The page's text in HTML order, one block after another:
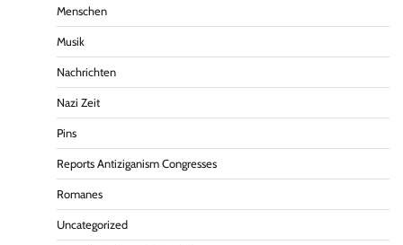
Menschen
Musik
Nachrichten
Nazi Zeit
Pins
Reports Antiziganism Congresses
Romanes
Uncategorized